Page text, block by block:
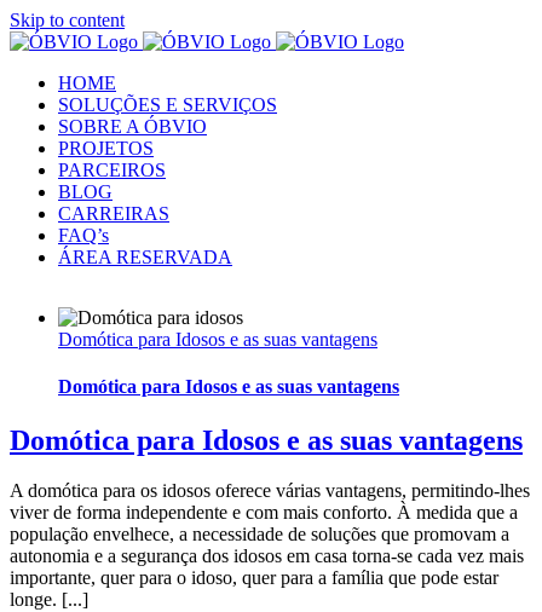
Skip to content
HOME
SOLUÇÕES E SERVIÇOS
SOBRE A ÓBVIO
PROJETOS
PARCEIROS
BLOG
CARREIRAS
FAQ’s
ÁREA RESERVADA
Domótica para Idosos e as suas vantagens
Domótica para Idosos e as suas vantagens
Domótica para Idosos e as suas vantagens
A domótica para os idosos oferece várias vantagens, permitindo-lhes
viver de forma independente e com mais conforto. À medida que a
população envelhece, a necessidade de soluções que promovam a
autonomia e a segurança dos idosos em casa torna-se cada vez mais
importante, quer para o idoso, quer para a família que pode estar
longe. [...]